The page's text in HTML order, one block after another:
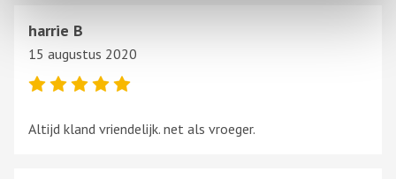
harrie B
15 augustus 2020
Altijd kland vriendelijk. net als vroeger.